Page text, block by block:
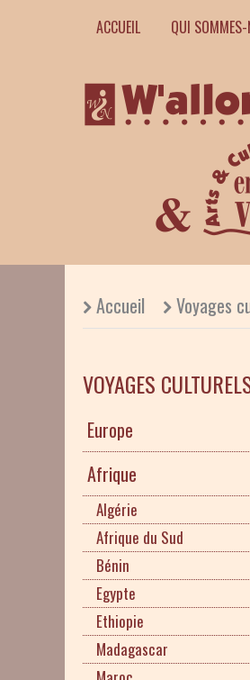
ACCUEIL QUI
Accueil Voyages
VOYAGES
Europe
Afrique
Algérie
Afrique du Sud
Bénin
Egypte
Ethiopie
Madagascar